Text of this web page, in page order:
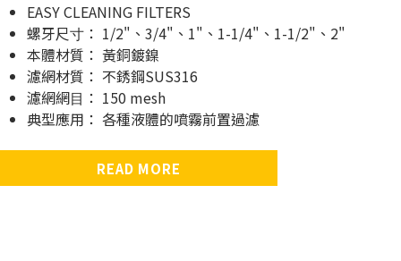
EASY CLEANING FILTERS
螺牙尺⼨： 1/2"、3/4"、1"、1-1/4"、1-1/2"、2"
本體材質： 黃銅鍍鎳
濾網材質： 不銹鋼SUS316
濾網網⽬： 150 mesh
典型應⽤： 各種液體的噴霧前置過濾
READ MORE